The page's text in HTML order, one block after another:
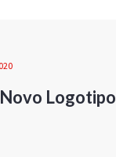
Logotipo